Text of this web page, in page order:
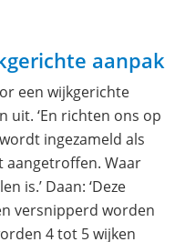
aanpak
een wijkgerichte
uit. ‘En richten ons op
ingezameld als
aangetroffen. Waar
is.’ Daan: ‘Deze
versnipperd worden
4 tot 5 wijken